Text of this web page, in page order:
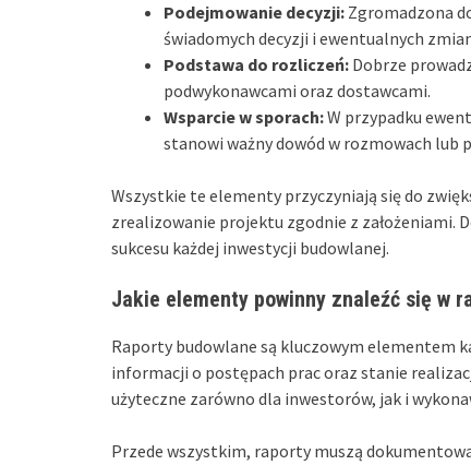
Podejmowanie decyzji: Zgromadzona
świadomych decyzji i ewentualnych
Podstawa do rozliczeń: Dobrze
podwykonawcami oraz dostawcami.
Wsparcie w sporach:W przypadku
stanowi ważny dowód w rozmowach lub
Wszystkie te elementy przyczyniają się do
zrealizowanie projektu zgodnie z założeniami.
sukcesu każdej inwestycji budowlanej.
Jakie elementy powinny znaleźć się w
Raporty budowlane są kluczowym elementem
informacji o postępach prac oraz stanie
użyteczne zarówno dla inwestorów, jak i
Przede wszystkim, raporty muszą